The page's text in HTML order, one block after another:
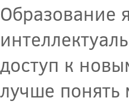
Образование
доступ к
лучше понять